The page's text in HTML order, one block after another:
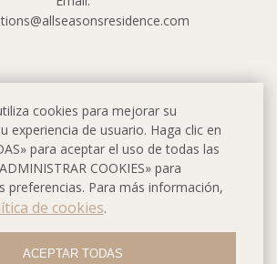
cookies para mejorar su
experiencia de usuario. Haga clic en
para aceptar el uso de todas las
COOKIES» para
preferencias. Para más información,
de cookies.
ACEPTAR TODAS